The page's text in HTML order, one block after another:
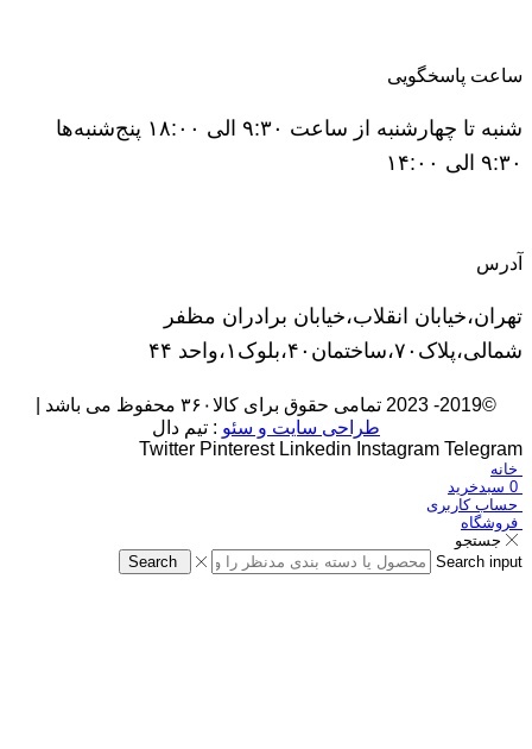
ساعت پاسخگویی
شنبه تا چهارشنبه از ساعت ۹:۳۰ الی ۱۸:۰۰ پنج‌شنبه‌ها
۹:۳۰ الی ۱۴:۰۰
آدرس
تهران،خیابان انقلاب،خیابان برادران مظفر
شمالی،پلاک۷۰،ساختمان۴۰،بلوک۱،واحد ۴۴
©2019- 2023 تمامی حقوق برای کالا۳۶۰ محفوظ می باشد |
طراحی سایت و سئو : تیم دال
Twitter Pinterest Linkedin Instagram Telegram
خانه
0 سبدخرید
حساب کاربری
فروشگاه
جستجو
Search input
Search